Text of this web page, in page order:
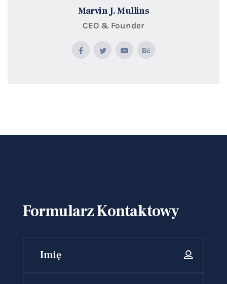
Marvin J. Mullins
CEO & Founder
Formularz Kontaktowy